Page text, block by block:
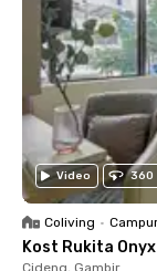
Video 360
Coliving •
Kost Rukita
Cideng, Gambir